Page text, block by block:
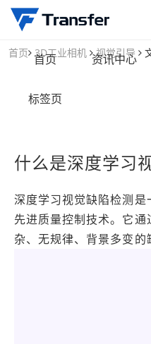
首页 资讯中心
标签页
首页 3D工业相机 视觉引导
什么是深度学习
深度学习视觉缺陷检测
先进质量控制技术。它
杂、无规律、背景多变的